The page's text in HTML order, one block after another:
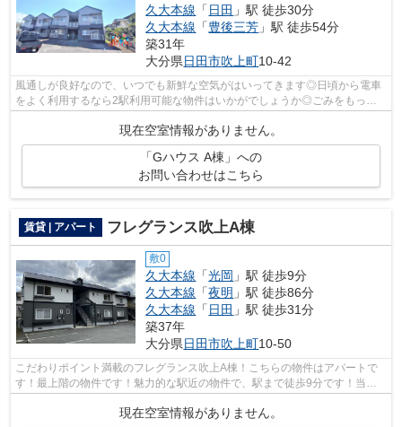
久大本線 「 日田 」駅 徒歩30分
久大本線 「豊後三芳 」駅 徒歩54分
築31年
大分県日田市吹上町10-42
風通しが良好なので、いつでも新鮮な空気がはいってきます◎日頃から電車
をよく利用するなら2駅利用可能な物件はいかがでしょうか◎ごみをもって
現在空室情報がありません。
「Gハウス A棟」への
お問い合わせはこちら
賃貸 | アパート フレグランス吹上A棟
敷0
久大本線 「光岡 」駅 徒歩9分
久大本線 「夜明 」駅 徒歩86分
久大本線 「 日田 」駅 徒歩31分
築37年
大分県日田市吹上町10-50
こだわりポイント満載のフレグランス吹上A棟！こちらの物件はアパートで
す！最上階の物件です！魅力的な駅近の物件で、駅まで徒歩9分です！当社
スタッフが地域の賃貸情報をご提供いた...
現在空室情報がありません。